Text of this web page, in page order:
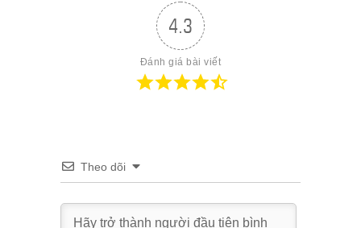
4.3
Đánh giá bài viết
Theo dõi